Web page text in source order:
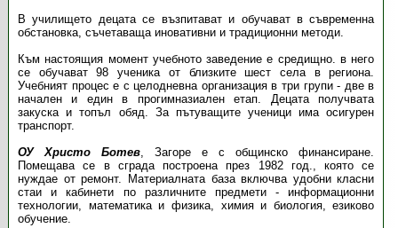
В училището децата се възпитават и обучават в съвременна
обстановка, съчетаваща иновативни и традиционни методи.
Към настоящия момент учебното заведение е средищно. в него
се обучават 98 ученика от близките шест села в региона.
Учебният процес е с целодневна организация в три групи - две в
начален и един в прогимназиален етап. Децата получвата
закуска и топъл обяд. За пътуващите ученици има осигурен
транспорт.
ОУ Христо Ботев, Загоре е с общинско финансиране.
Помещава се в сграда построена през 1982 год., която се
нуждае от ремонт. Материалната база включва удобни класни
стаи и кабинети по различните предмети - информационни
технологии, математика и физика, химия и биология, езиково
обучение.